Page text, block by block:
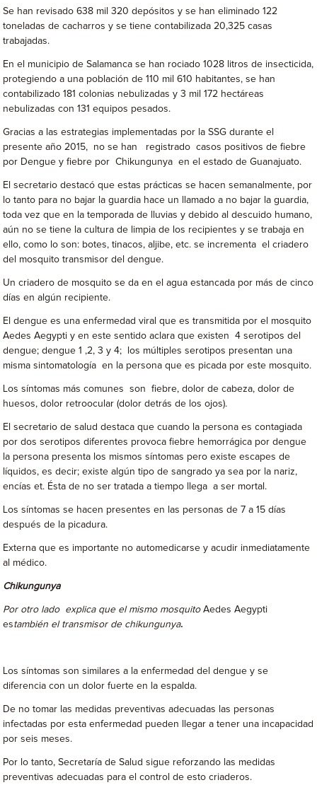
Se han revisado 638 mil 320 depósitos y se han eliminado 122
toneladas de cacharros y se tiene contabilizada 20,325 casas
trabajadas.
En el municipio de Salamanca se han rociado 1028 litros de insecticida,
protegiendo a una población de 110 mil 610 habitantes, se han
contabilizado 181 colonias nebulizadas y 3 mil 172 hectáreas
nebulizadas con 131 equipos pesados.
Gracias a las estrategias implementadas por la SSG durante el
presente año 2015, no se han registrado casos positivos de fiebre
por Dengue y fiebre por Chikungunya en el estado de Guanajuato.
El secretario destacó que estas prácticas se hacen semanalmente, por
lo tanto para no bajar la guardia hace un llamado a no bajar la guardia,
toda vez que en la temporada de lluvias y debido al descuido humano,
aún no se tiene la cultura de limpia de los recipientes y se trabaja en
ello, como lo son: botes, tinacos, aljibe, etc. se incrementa el criadero
del mosquito transmisor del dengue.
Un criadero de mosquito se da en el agua estancada por más de cinco
días en algún recipiente.
El dengue es una enfermedad viral que es transmitida por el mosquito
Aedes Aegypti y en este sentido aclara que existen 4 serotipos del
dengue; dengue 1 ,2, 3 y 4; los múltiples serotipos presentan una
misma sintomatología en la persona que es picada por este mosquito.
Los síntomas más comunes son fiebre, dolor de cabeza, dolor de
huesos, dolor retroocular (dolor detrás de los ojos).
El secretario de salud destaca que cuando la persona es contagiada
por dos serotipos diferentes provoca fiebre hemorrágica por dengue
la persona presenta los mismos síntomas pero existe escapes de
líquidos, es decir; existe algún tipo de sangrado ya sea por la nariz,
encías et. Ésta de no ser tratada a tiempo llega a ser mortal.
Los síntomas se hacen presentes en las personas de 7 a 15 días
después de la picadura.
Externa que es importante no automedicarse y acudir inmediatamente
al médico.
Chikungunya
Por otro lado explica que el mismo mosquitoAedes Aegypti
estambién el transmisor de chikungunya.
Los síntomas son similares a la enfermedad del dengue y se
diferencia con un dolor fuerte en la espalda.
De no tomar las medidas preventivas adecuadas las personas
infectadas por esta enfermedad pueden llegar a tener una incapacidad
por seis meses.
Por lo tanto, Secretaría de Salud sigue reforzando las medidas
preventivas adecuadas para el control de esto criaderos.